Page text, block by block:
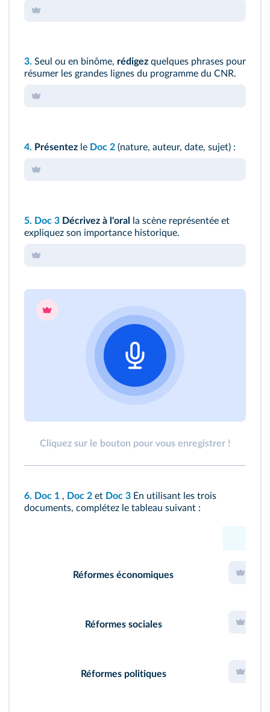
3. Seul ou en binôme, rédigez quelques phrases pour
résumer les grandes lignes du programme du CNR.
4. Présentez le Doc 2 (nature, auteur, date, sujet) :
5. Doc 3 Décrivez à l'oral
la scène représentée et
expliquez son importance historique.
Cliquez sur le bouton pour vous enregistrer !
6. Doc 1 , Doc 2 et Doc 3 En utilisant les trois
documents, complétez le tableau suivant :
Réformes économiques
Réformes sociales
Réformes politiques